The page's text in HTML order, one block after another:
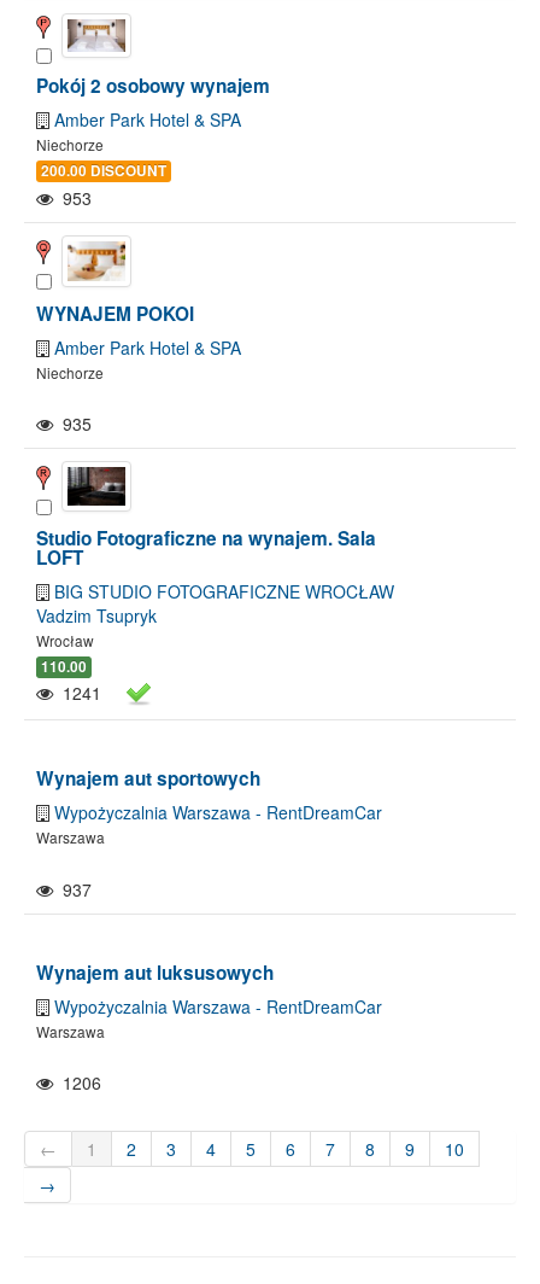
Pokój 2 osobowy wynajem
Amber Park Hotel & SPA
Niechorze
200.00 DISCOUNT
953
WYNAJEM POKOI
Amber Park Hotel & SPA
Niechorze
935
Studio Fotograficzne na wynajem. Sala
LOFT
BIG STUDIO FOTOGRAFICZNE WROCŁAW
Vadzim Tsupryk
Wrocław
110.00
1241
Wynajem aut sportowych
Wypożyczalnia Warszawa - RentDreamCar
Warszawa
937
Wynajem aut luksusowych
Wypożyczalnia Warszawa - RentDreamCar
Warszawa
1206
← 1 2 3 4 5 6 7 8 9
10
→